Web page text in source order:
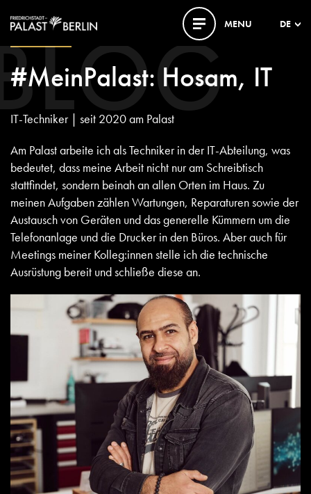
MENU DE
#MeinPalast: Hosam, IT
IT-Techniker | seit 2020 am Palast
Am Palast arbeite ich als Techniker in der IT-Abteilung, was
bedeutet, dass meine Arbeit nicht nur am Schreibtisch
stattfindet, sondern beinah an allen Orten im Haus. Zu
meinen Aufgaben zählen Wartungen, Reparaturen sowie der
Austausch von Geräten und das generelle Kümmern um die
Telefonanlage und die Drucker in den Büros. Aber auch für
Meetings meiner Kolleg:innen stelle ich die technische
Ausrüstung bereit und schließe diese an.